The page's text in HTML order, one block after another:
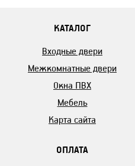
КАТАЛОГ
Входные двери
Межкомнатные двери
Окна ПВХ
Мебель
Карта сайта
ОПЛАТА